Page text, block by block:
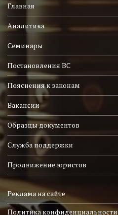
Главная
Аналитика
Семинары
Постановления ВС
Пояснения к законам
Вакансии
Образцы документов
Служба поддержки
Продвижение юристов
Реклама на сайте
Политика конфиденциальности